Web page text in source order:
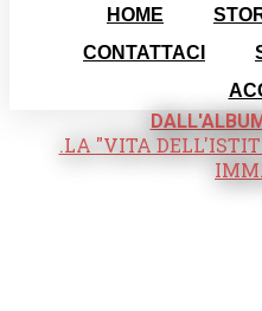
HOME
CONTATTACI
.LA "VITA